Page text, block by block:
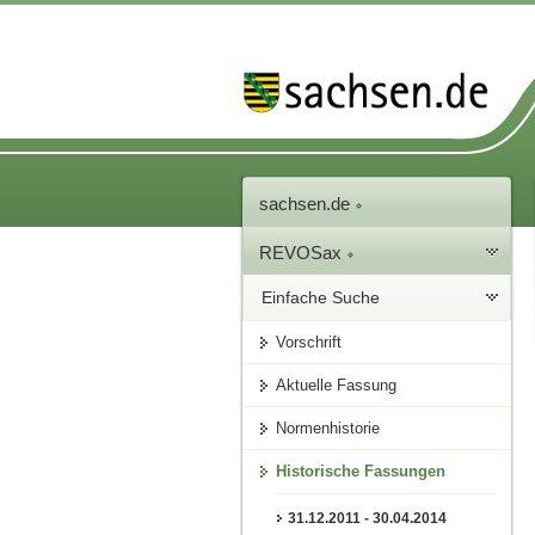
sachsen.de
REVOSax
Einfache Suche
Vorschrift
Aktuelle Fassung
Normenhistorie
Historische Fassungen
31.12.2011 - 30.04.2014